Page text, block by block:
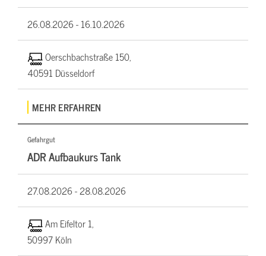
26.08.2026 -16.10.2026
Oerschbachstraße 150,
40591 Düsseldorf
MEHR ERFAHREN
Gefahrgut
ADR Aufbaukurs Tank
27.08.2026 -28.08.2026
Am Eifeltor 1,
50997 Köln